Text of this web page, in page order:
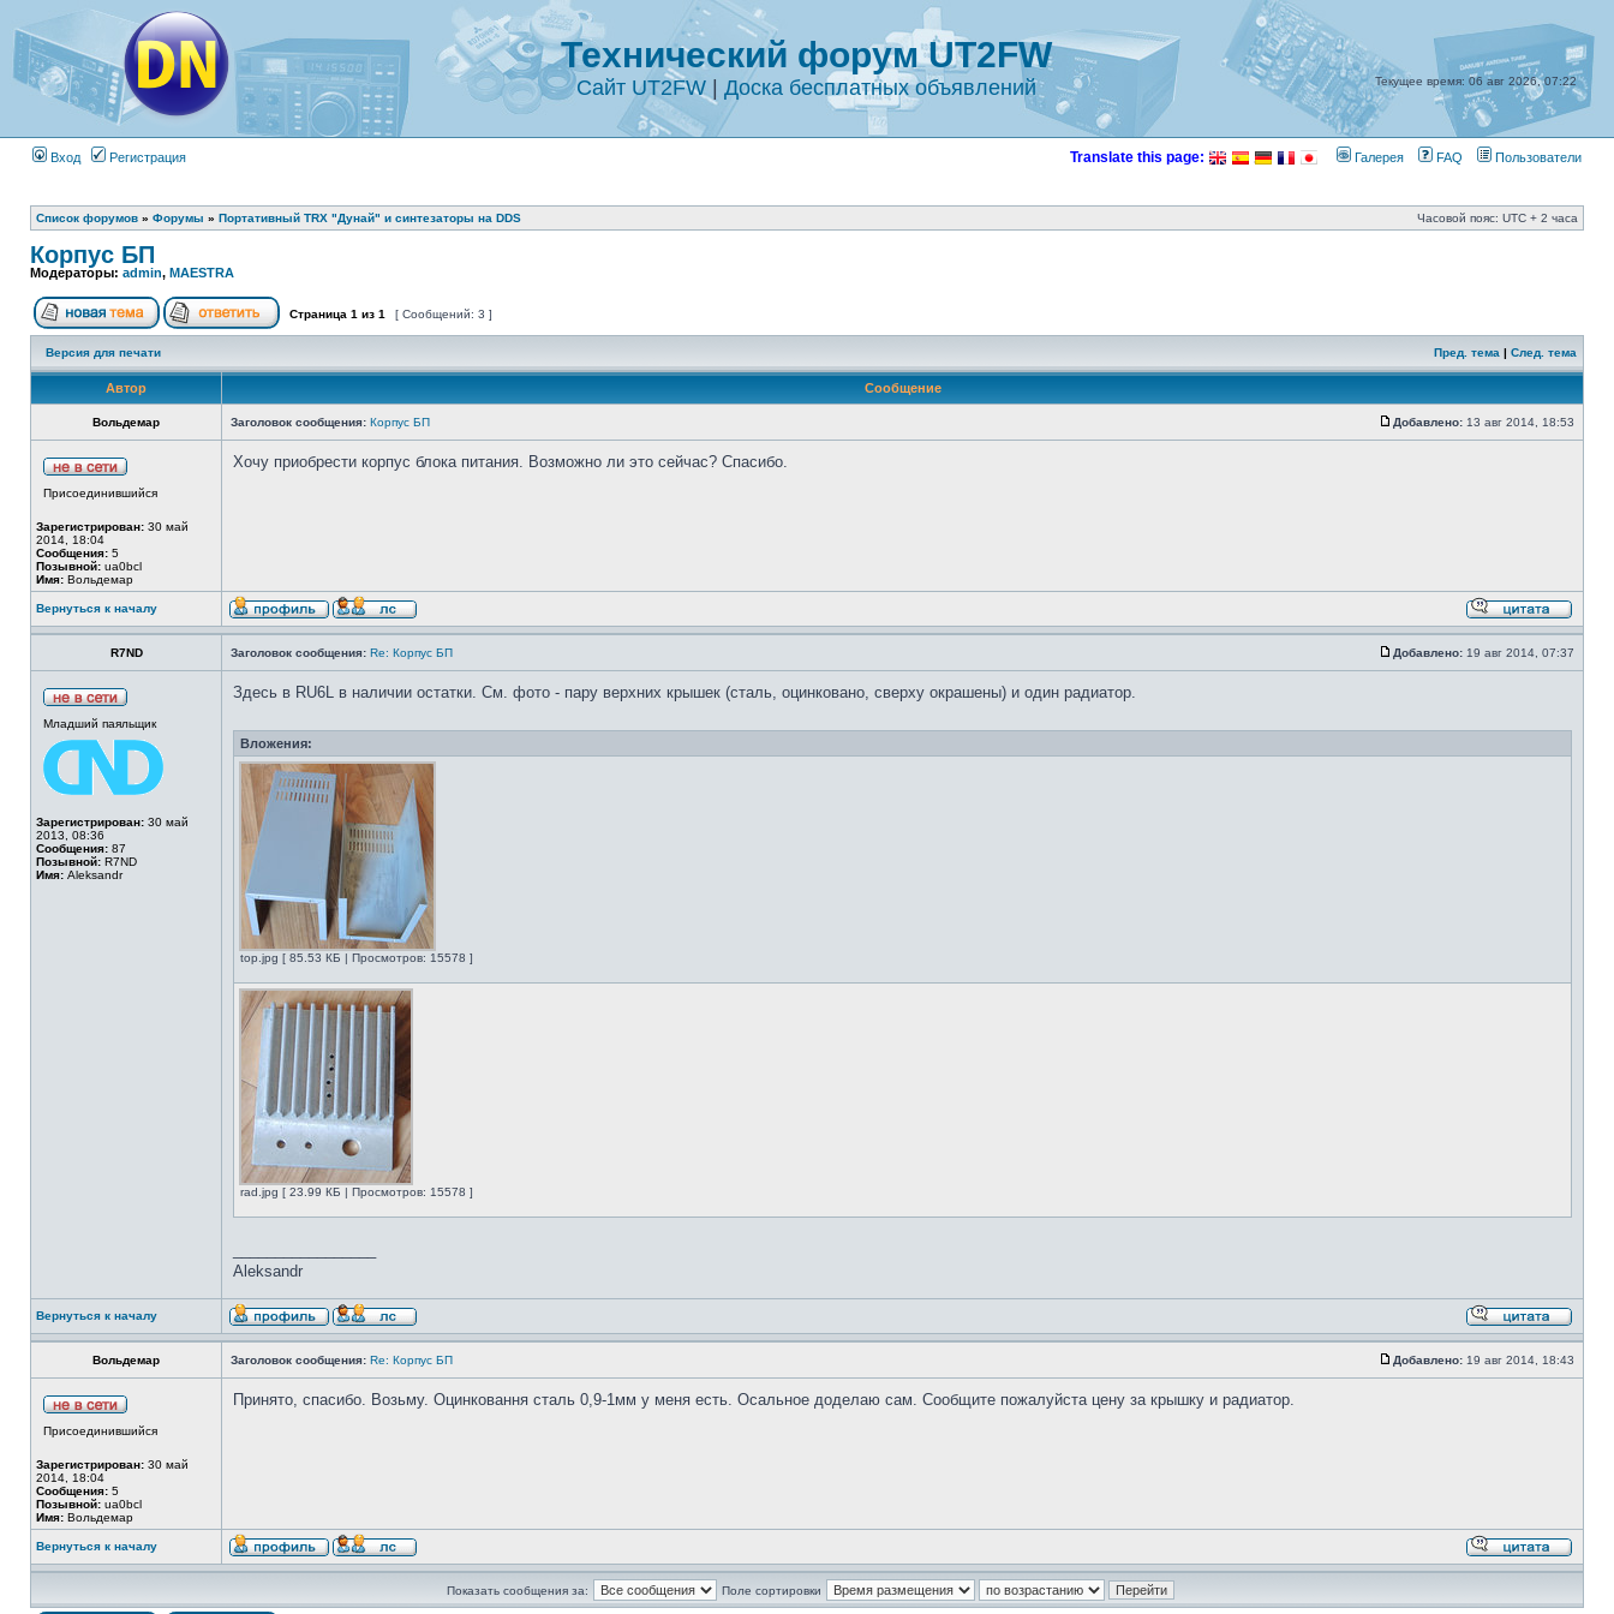
Технический форум UT2FW
Сайт UT2FW| Доска бесплатных объявлений Текущее время: 06 авг 2026, 07:22
Вход Регистрация Translate this page: Галерея FAQ Пользователи
Список форумов » Форумы » Портативный TRX "Дунай" и синтезаторы на DDS Часовой пояс: UTC + 2 часа
Корпус БП
Модераторы: admin, MAESTRA
Страница 1 из 1 [ Сообщений: 3 ]
Версия для печати Пред. тема | След. тема
Автор Сообщение
Вольдемар Заголовок сообщения: Корпус БП Добавлено: 13 авг 2014, 18:53
Присоединившийся
Зарегистрирован: 30 май
2014, 18:04
Сообщения: 5
Позывной: ua0bcl
Имя: Вольдемар
Хочу приобрести корпус блока питания. Возможно ли это сейчас? Спасибо.
Вернуться к началу
R7ND Заголовок сообщения: Re: Корпус БП Добавлено: 19 авг 2014, 07:37
Младший паяльщик
Зарегистрирован: 30 май
2013, 08:36
Сообщения: 87
Позывной: R7ND
Имя: Aleksandr
Здесь в RU6L в наличии остатки. См. фото - пару верхних крышек (сталь, оцинковано, сверху окрашены) и один радиатор.
Вложения:
top.jpg [ 85.53 КБ | Просмотров: 15578 ]
rad.jpg [ 23.99 КБ | Просмотров: 15578 ]
Aleksandr
Вернуться к началу
Вольдемар Заголовок сообщения: Re: Корпус БП Добавлено: 19 авг 2014, 18:43
Присоединившийся
Зарегистрирован: 30 май
2014, 18:04
Сообщения: 5
Позывной: ua0bcl
Имя: Вольдемар
Принято, спасибо. Возьму. Оцинковання сталь 0,9-1мм у меня есть. Осальное доделаю сам. Сообщите пожалуйста цену за крышку и радиатор.
Вернуться к началу
Показать сообщения за: Поле сортировки